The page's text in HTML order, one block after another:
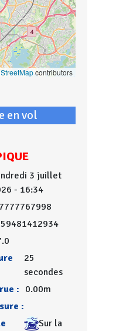
contributors
en vol
3 juillet
- 16:34
25
secondes
: 0.00m
:
Sur la